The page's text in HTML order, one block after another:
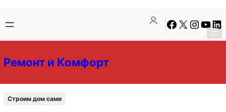
содержимому
содержимому
Facebook
X Instagram
Ремонт и Комфорт
Строим дом сами